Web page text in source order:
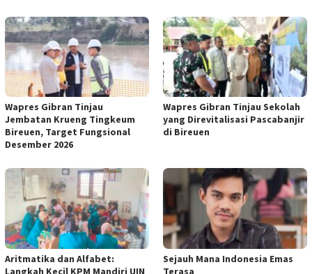
Wapres Gibran Tinjau
Jembatan Krueng Tingkeum
Bireuen, Target Fungsional
Desember 2026
Wapres Gibran Tinjau Sekolah
yang Direvitalisasi Pascabanjir
di Bireuen
Aritmatika dan Alfabet:
Langkah Kecil KPM Mandiri UIN
Sejauh Mana Indonesia Emas
Terasa